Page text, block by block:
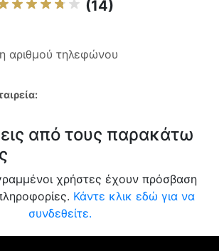
(14)
αριθμού τηλεφώνου
από τους παρακάτω
χρήστες έχουν πρόσβαση
Κάντε κλικ εδώ για να
συνδεθείτε.